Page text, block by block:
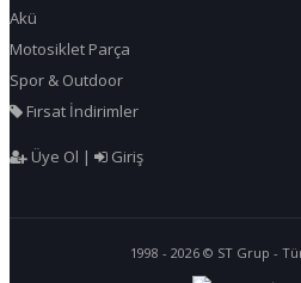
Akü
Motosiklet Parça
Spor & Outdoor
Fırsat İndirimler
Üye Ol | Giriş
1998 - 2026 © ST Grup -